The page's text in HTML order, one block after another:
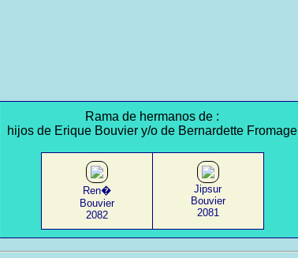
Rama de hermanos de :
hijos de Erique Bouvier y/o de Bernardette Fromage
Ren�
Bouvier
2082
Jipsur
Bouvier
2081